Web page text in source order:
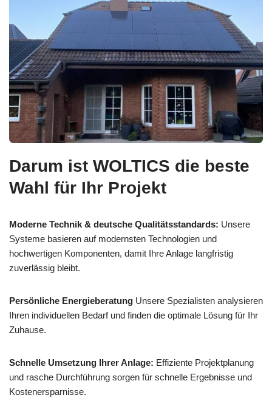
Darum ist WOLTICS die beste
Wahl für Ihr Projekt
Moderne Technik & deutsche Qualitätsstandards: Unsere
Systeme basieren auf modernsten Technologien und
hochwertigen Komponenten, damit Ihre Anlage langfristig
zuverlässig bleibt.
Persönliche Energieberatung Unsere Spezialisten analysieren
Ihren individuellen Bedarf und finden die optimale Lösung für Ihr
Zuhause.
Schnelle Umsetzung Ihrer Anlage: Effiziente Projektplanung
und rasche Durchführung sorgen für schnelle Ergebnisse und
Kostenersparnisse.